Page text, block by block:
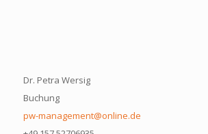
Dr. Petra Wersig
Buchung
pw-management@online.de